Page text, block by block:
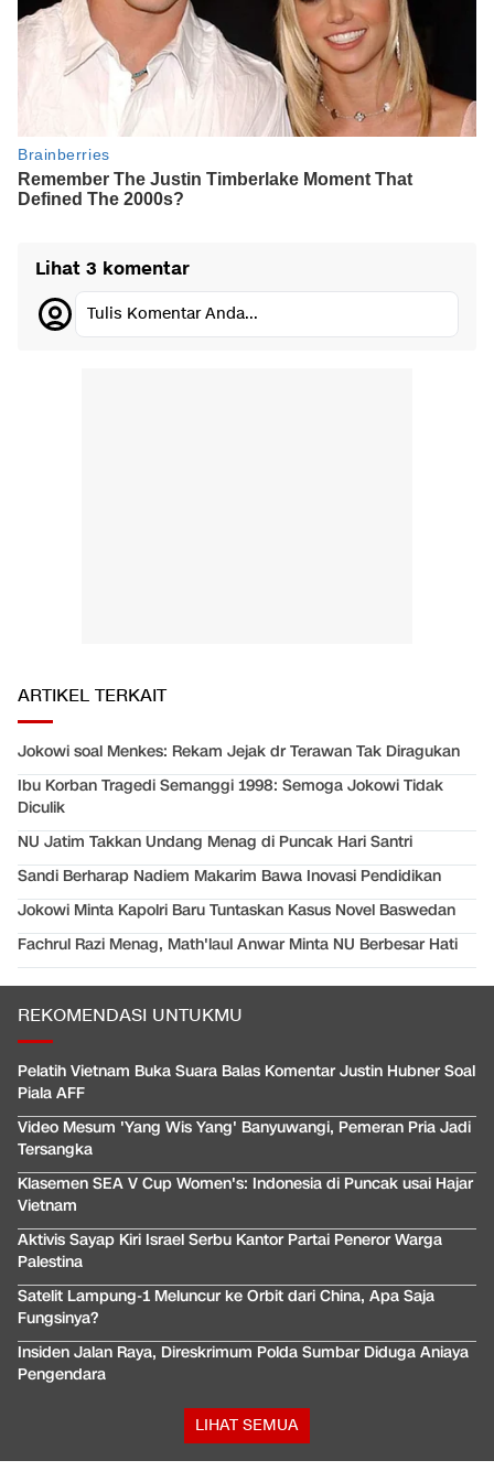
Lihat 3 komentar
Tulis Komentar Anda...
ARTIKEL TERKAIT
Jokowi soal Menkes: Rekam Jejak dr Terawan Tak Diragukan
Ibu Korban Tragedi Semanggi 1998: Semoga Jokowi Tidak
Diculik
NU Jatim Takkan Undang Menag di Puncak Hari Santri
Sandi Berharap Nadiem Makarim Bawa Inovasi Pendidikan
Jokowi Minta Kapolri Baru Tuntaskan Kasus Novel Baswedan
Fachrul Razi Menag, Math'laul Anwar Minta NU Berbesar Hati
REKOMENDASI UNTUKMU
Pelatih Vietnam Buka Suara Balas Komentar Justin Hubner Soal
Piala AFF
Video Mesum 'Yang Wis Yang' Banyuwangi, Pemeran Pria Jadi
Tersangka
Klasemen SEA V Cup Women's: Indonesia di Puncak usai Hajar
Vietnam
Aktivis Sayap Kiri Israel Serbu Kantor Partai Peneror Warga
Palestina
Satelit Lampung-1 Meluncur ke Orbit dari China, Apa Saja
Fungsinya?
Insiden Jalan Raya, Direskrimum Polda Sumbar Diduga Aniaya
Pengendara
LIHAT SEMUA